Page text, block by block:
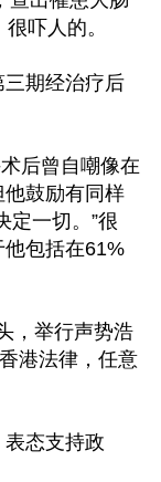
吓人的。
期经治疗后
后曾自嘲像在
鼓励有同样
定一切。”很
包括在61%
，举行声势浩
港法律，任意
态支持政